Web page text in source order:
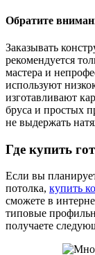
Обратите
Заказывать
рекомендуется
мастера и
используют
изготавливают
бруса и простых
не выдержать
Где купить
Если вы
потолка, купить
сможете в
типовые
получаете